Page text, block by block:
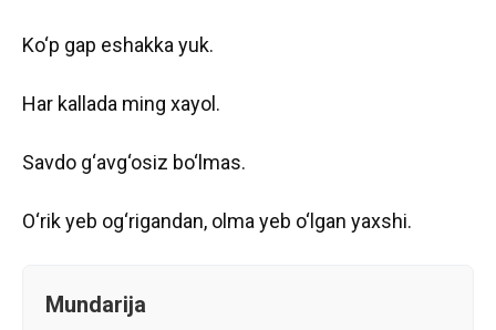
Ko‘p gap eshakka yuk.
Har kallada ming xayol.
Savdo g‘avg‘osiz bo‘lmas.
O‘rik yeb og‘rigandan, olma yeb o‘lgan yaxshi.
Mundarija